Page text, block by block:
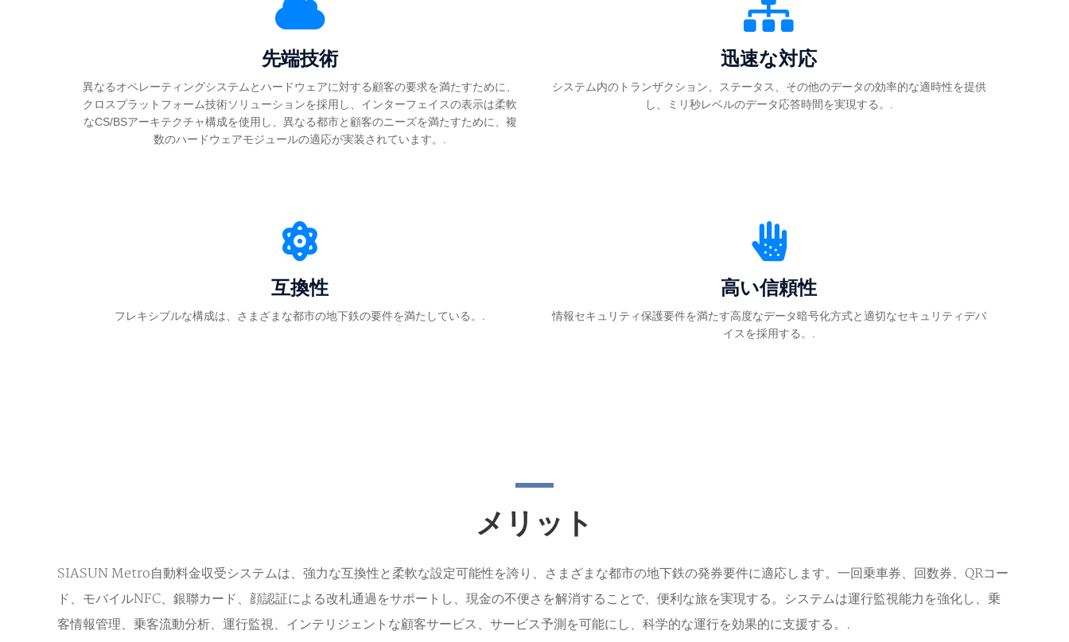
先端技術
異なるオペレーティングシステムとハードウェアに対する顧客の要求を満たすために、
クロスプラットフォーム技術ソリューションを採用し、インターフェイスの表示は柔軟
なCS/BSアーキテクチャ構成を使用し、異なる都市と顧客のニーズを満たすために、複
数のハードウェアモジュールの適応が実装されています。.
迅速な対応
システム内のトランザクション、ステータス、その他のデータの効率的な適時性を提供
し、ミリ秒レベルのデータ応答時間を実現する。.
互換性
フレキシブルな構成は、さまざまな都市の地下鉄の要件を満たしている。.
高い信頼性
情報セキュリティ保護要件を満たす高度なデータ暗号化方式と適切なセキュリティデバ
イスを採用する。.
メリット
SIASUN Metro自動料金収受システムは、強力な互換性と柔軟な設定可能性を誇り、さまざまな都市の地下鉄の発券要件に適応します。一回乗車券、回数券、QRコー
ド、モバイルNFC、銀聯カード、顔認証による改札通過をサポートし、現金の不便さを解消することで、便利な旅を実現する。システムは運行監視能力を強化し、乗
客情報管理、乗客流動分析、運行監視、インテリジェントな顧客サービス、サービス予測を可能にし、科学的な運行を効果的に支援する。.